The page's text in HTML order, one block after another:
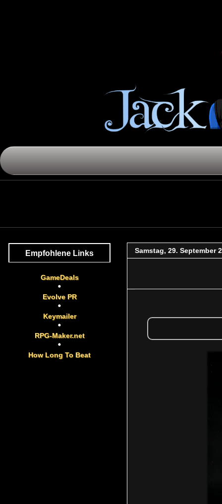
Samstag, 29. September
Empfohlene Links
GameDeals
Evolve PR
Keymailer
RPG-Maker.net
How Long To Beat